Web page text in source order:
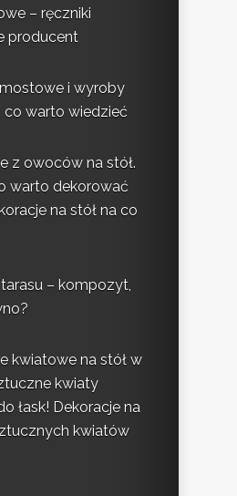
– ręczniki
producent
i wyroby
co warto wiedzieć
z owoców na stół.
warto dekorować
na stół na co
– kompozyt,
kwiatowe na stół w
kwiaty
łask! Dekoracje na
kwiatów